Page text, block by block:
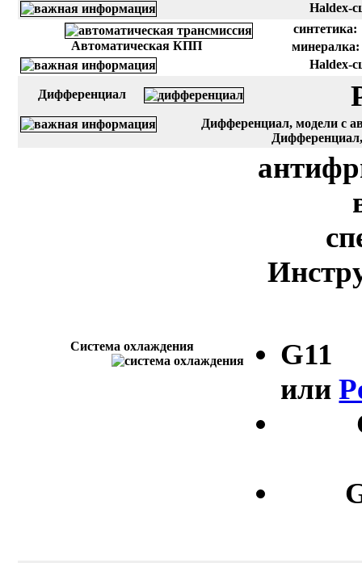
Haldex-
Автоматическая КПП
синтетика:
минералка:
Haldex-
Дифференциал
Дифференциал, модели с
Система охлаждения
или